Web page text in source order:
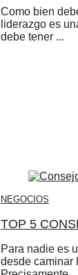
Como bien
liderazgo es
debe tener ...
NEGOCIOS
TOP 5
Para nadie es
desde caminar